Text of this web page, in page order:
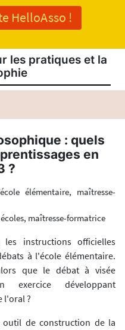
HelloAsso !
les pratiques et la
: quels
en
?
élémentaire, maîtresse-
écoles, maîtresse-formatrice
les instructions officielles
à l'école élémentaire.
que le débat à visée
exercice développant
l'oral ?
de construction de la